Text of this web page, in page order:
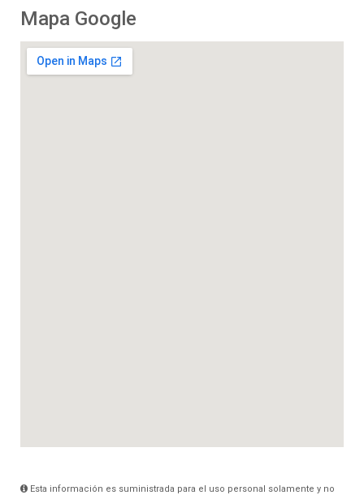
Mapa Google
Esta información es suministrada para el uso personal solamente y no